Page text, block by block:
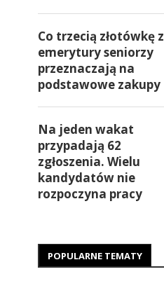
Co trzecią złotówkę z
emerytury seniorzy
przeznaczają na
podstawowe zakupy
Na jeden wakat
przypadają 62
zgłoszenia. Wielu
kandydatów nie
rozpoczyna pracy
POPULARNE TEMATY